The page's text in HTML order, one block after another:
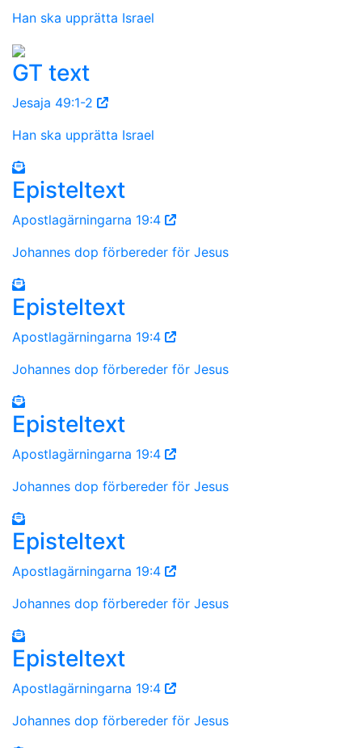
Han ska upprätta Israel
GT text
Jesaja 49:1-2
Han ska upprätta Israel
Episteltext
Apostlagärningarna 19:4
Johannes dop förbereder för Jesus
Episteltext
Apostlagärningarna 19:4
Johannes dop förbereder för Jesus
Episteltext
Apostlagärningarna 19:4
Johannes dop förbereder för Jesus
Episteltext
Apostlagärningarna 19:4
Johannes dop förbereder för Jesus
Episteltext
Apostlagärningarna 19:4
Johannes dop förbereder för Jesus